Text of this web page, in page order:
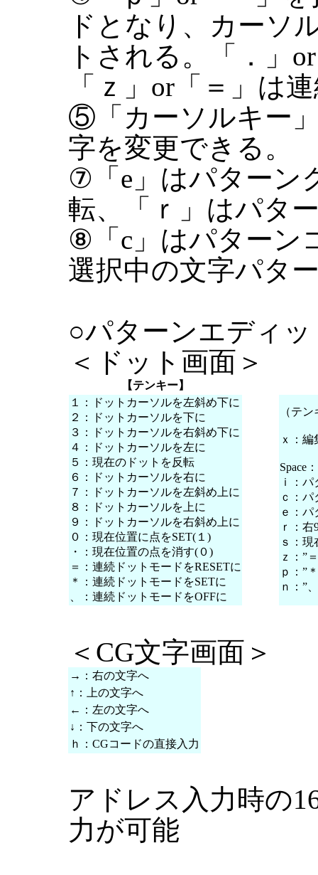
ドとなり、カーソ
トされる。「．」
「ｚ」or「＝」は
⑤「カーソルキー
字を変更できる。
⑦「e」はパターン
転、「ｒ」はパタ
⑧「c」はパターン
選択中の文字パタ
○パターンエディ
＜ドット画面＞
【テンキー】
１：ドットカーソルを左斜め下に
２：ドットカーソルを下に
３：ドットカーソルを右斜め下に
４：ドットカーソルを左に
５：現在のドットを反転
６：ドットカーソルを右に
７：ドットカーソルを左斜め上に
８：ドットカーソルを上に
９：ドットカーソルを右斜め上に
０：現在位置に点をSET(１)
・：現在位置の点を消す(０)
＝：連続ドットモードをRESETに
＊：連続ドットモードをSETに
、：連続ドットモードをOFFに
（テ
ｘ：
Space
ｉ：
ｃ：
ｅ：
ｒ：右
ｓ：
ｚ：”
ｐ：”
ｎ：”
＜CG文字画面＞
→：右の文字へ
↑：上の文字へ
←：左の文字へ
↓：下の文字へ
ｈ：CGコードの直接入力
アドレス入力時の
力が可能